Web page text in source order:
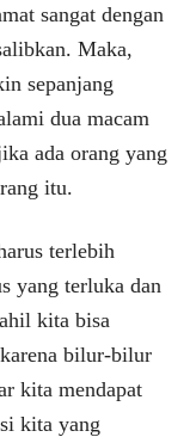
sangat dengan
Maka,
sepanjang
dua macam
ada orang yang
itu.
terlebih
yang terluka dan
kita bisa
bilur-bilur
kita mendapat
kita yang